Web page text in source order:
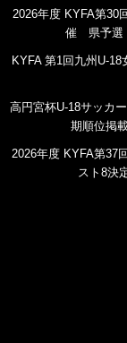
2026年度 KYFA第30
催 県予選
KYFA 第1回九州U-
高円宮杯U-18サッカ
期順位掲
2026年度 KYFA第37
スト8決